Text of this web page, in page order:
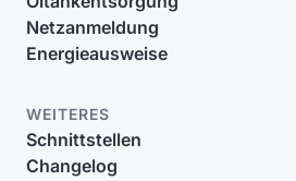
Netzanmeldung
Energieausweise
WEITERES
Schnittstellen
Changelog